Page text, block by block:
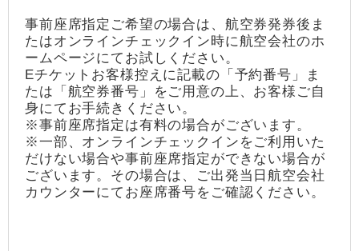
事前座席指定ご希望の場合は、航空券発券後ま
たはオンラインチェックイン時に航空会社のホ
ームページにてお試しください。
Eチケットお客様控えに記載の「予約番号」ま
たは「航空券番号」をご用意の上、お客様ご自
身にてお手続きください。
※事前座席指定は有料の場合がございます。
※一部、オンラインチェックインをご利用いた
だけない場合や事前座席指定ができない場合が
ございます。その場合は、ご出発当日航空会社
カウンターにてお座席番号をご確認ください。